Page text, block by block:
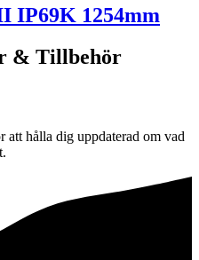
IP69K 1254mm
& Tillbehör
att hålla dig uppdaterad om vad